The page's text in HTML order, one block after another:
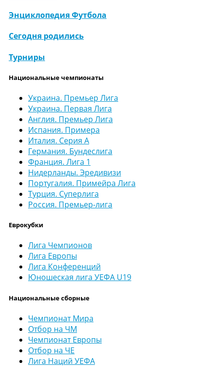
Энциклопедия Футбола
Сегодня родились
Турниры
Национальные чемпионаты
Украина. Премьер Лига
Украина. Первая Лига
Англия. Премьер Лига
Испания. Примера
Италия. Серия А
Германия. Бундеслига
Франция. Лига 1
Нидерланды. Эредивизи
Португалия. Примейра Лига
Турция. Суперлига
Россия. Премьер-лига
Еврокубки
Лига Чемпионов
Лига Европы
Лига Конференций
Юношеская лига УЕФА U19
Национальные сборные
Чемпионат Мира
Отбор на ЧМ
Чемпионат Европы
Отбор на ЧЕ
Лига Наций УЕФА